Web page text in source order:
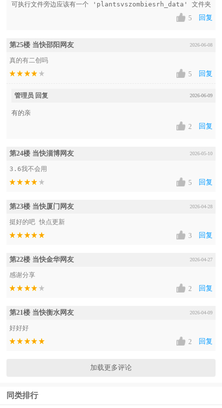
可执行文件旁边应该有一个 'plantsvszombiesrh_data' 文件夹
5
回复
第25楼 当快邵阳网友 2026-06-08
真的有二创吗
5
回复
管理员 回复 2026-06-09
有的亲
2
回复
第24楼 当快淄博网友 2026-05-10
3.6我不会用
5
回复
第23楼 当快厦门网友 2026-04-28
挺好的吧 快点更新
3
回复
第22楼 当快金华网友 2026-04-27
感谢分享
2
回复
第21楼 当快衡水网友 2026-04-09
好好好
2
回复
加载更多评论
同类排行